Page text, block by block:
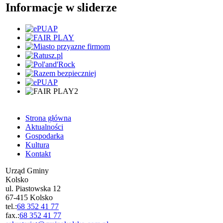
Informacje w sliderze
Strona główna
Aktualności
Gospodarka
Kultura
Kontakt
Urząd Gminy
Kolsko
ul. Piastowska 12
67-415 Kolsko
tel.:68 352 41 77
fax.:68 352 41 77